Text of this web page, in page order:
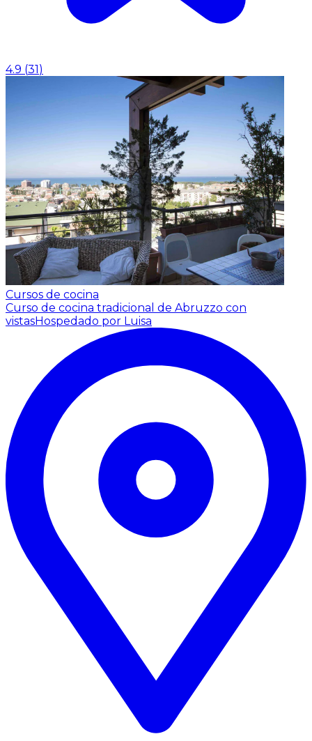
4.9 (31 )
Cursos de cocina
Curso de cocina tradicional de Abruzzo con
vistasHospedado por Luisa